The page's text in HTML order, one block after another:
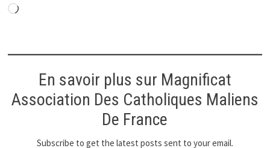
Chargement…
En savoir plus sur Magnificat
Association Des Catholiques Maliens
De France
Subscribe to get the latest posts sent to your email.